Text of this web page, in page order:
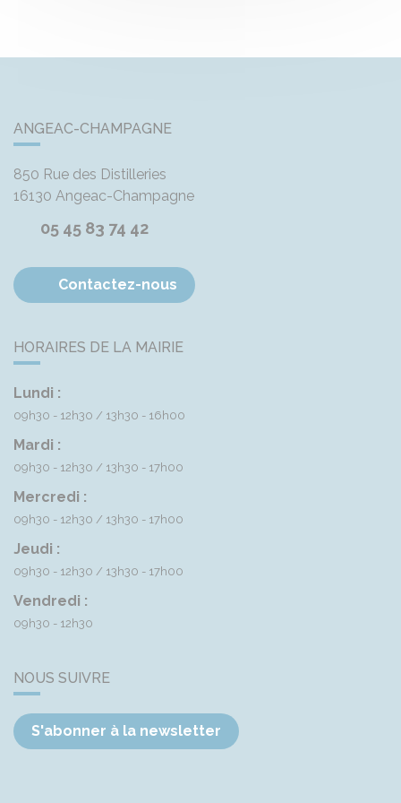
ANGEAC-CHAMPAGNE
850 Rue des Distilleries
16130 Angeac-Champagne
05 45 83 74 42
Contactez-nous
HORAIRES DE LA MAIRIE
Lundi :
09h30 - 12h30 13h30 - 16h00
Mardi :
09h30 - 12h30 13h30 - 17h00
Mercredi :
09h30 - 12h30 13h30 - 17h00
Jeudi :
09h30 - 12h30 13h30 - 17h00
Vendredi :
09h30 - 12h30
NOUS SUIVRE
S'abonner à la newsletter